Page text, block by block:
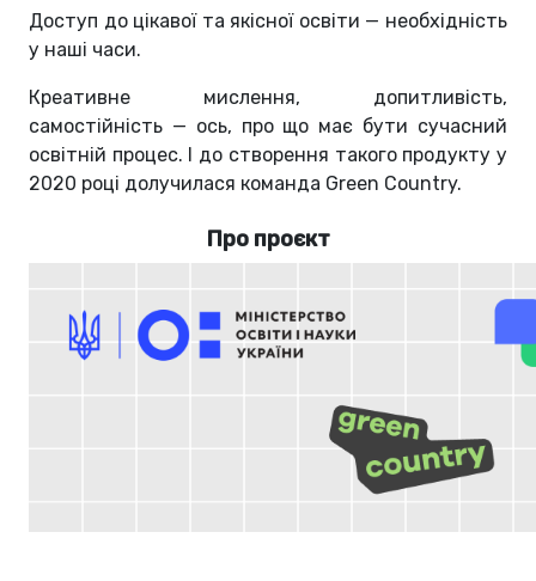
Доступ до цікавої та якісної освіти — необхідність
у наші часи.
Креативне мислення, допитливість,
самостійність — ось, про що має бути сучасний
освітній процес. І до створення такого продукту у
2020 році долучилася команда Green Country.
Про проєкт